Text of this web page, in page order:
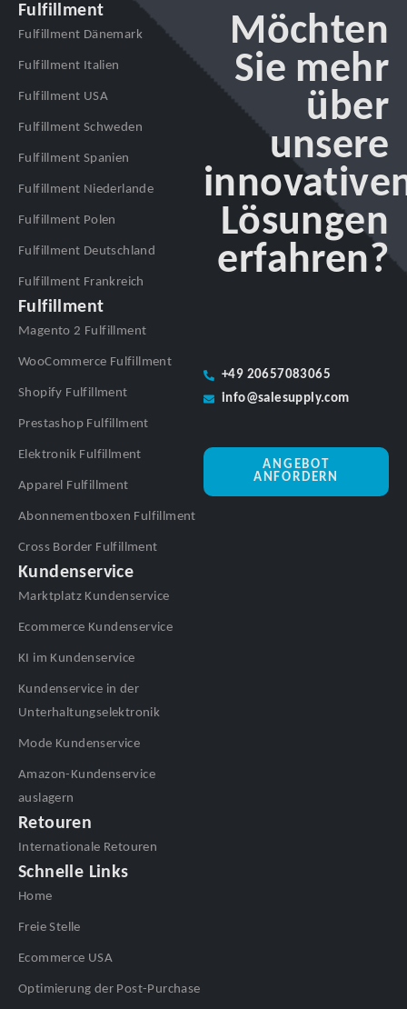
Fulfillment
Fulfillment Dänemark
Fulfillment Italien
Fulfillment USA
Fulfillment Schweden
Fulfillment Spanien
Fulfillment Niederlande
Fulfillment Polen
Fulfillment Deutschland
Fulfillment Frankreich
Fulfillment
Magento 2 Fulfillment
WooCommerce Fulfillment
Shopify Fulfillment
Prestashop Fulfillment
Elektronik Fulfillment
Apparel Fulfillment
Abonnementboxen Fulfillment
Cross Border Fulfillment
Kundenservice
Marktplatz Kundenservice
Ecommerce Kundenservice
KI im Kundenservice
Kundenservice in der
Unterhaltungselektronik
Mode Kundenservice
Amazon-Kundenservice
auslagern
Retouren
Internationale Retouren
Schnelle Links
Home
Freie Stelle
Ecommerce USA
Optimierung der Post-Purchase
Möchten
Sie mehr
über
unsere
Lösungen
erfahren?
+49 20657083065
info@salesupply.com
ANGEBOT
ANFORDERN